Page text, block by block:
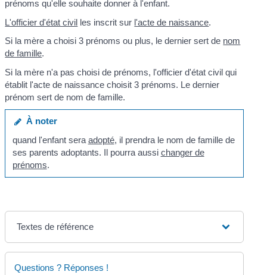
prénoms qu'elle souhaite donner à l'enfant.
L'officier d'état civil les inscrit sur l'acte de naissance.
Si la mère a choisi 3 prénoms ou plus, le dernier sert de nom
de famille.
Si la mère n'a pas choisi de prénoms, l'officier d'état civil qui
établit l'acte de naissance choisit 3 prénoms. Le dernier
prénom sert de nom de famille.
À noter
quand l'enfant sera adopté, il prendra le nom de famille de
ses parents adoptants. Il pourra aussi changer de
prénoms.
Textes de référence
Questions ? Réponses !